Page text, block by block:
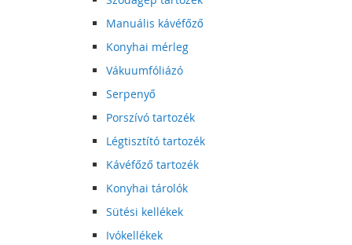
Manuális kávéfőző
Konyhai mérleg
Vákuumfóliázó
Serpenyő
Porszívó tartozék
Légtisztító tartozék
Kávéfőző tartozék
Konyhai tárolók
Sütési kellékek
Ivókellékek